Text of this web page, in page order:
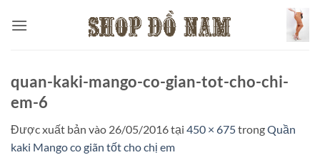
qua
quan-kaki-mango-co-gian-tot-cho-chi-
em-6
Được xuất bản vào 26/05/2016tại 450 × 675trongQuần
kaki Mango co giãn tốt cho chị em